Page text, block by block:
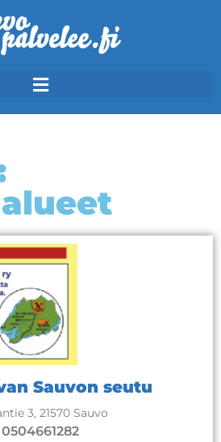
Sauvon seutu
3, 21570 Sauvo
0504661282